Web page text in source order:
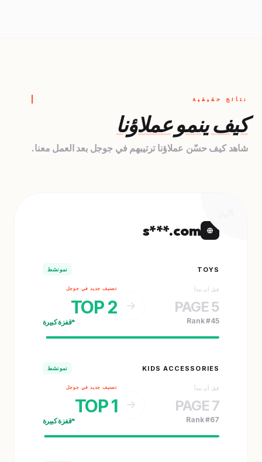
نتائج حقيقية
كيف ينمو عملاؤنا
شاهد كيف حسّن عملاؤنا ترتيبهم في جوجل بعد العمل معنا.
s***.com
TOYS نمو نشط
قبل أن نبدأ
PAGE 5
Rank #45
تصنيف جديد في جوجل
TOP 2
قفزة كبيرة
KIDS ACCESSORIES نمو نشط
قبل أن نبدأ
PAGE 7
Rank #67
تصنيف جديد في جوجل
TOP 1
قفزة كبيرة